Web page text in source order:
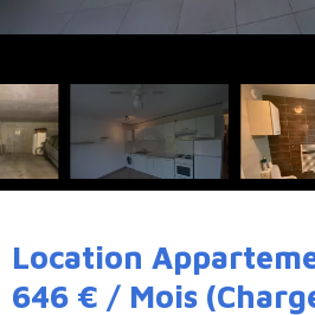
Location
646 € / Mois